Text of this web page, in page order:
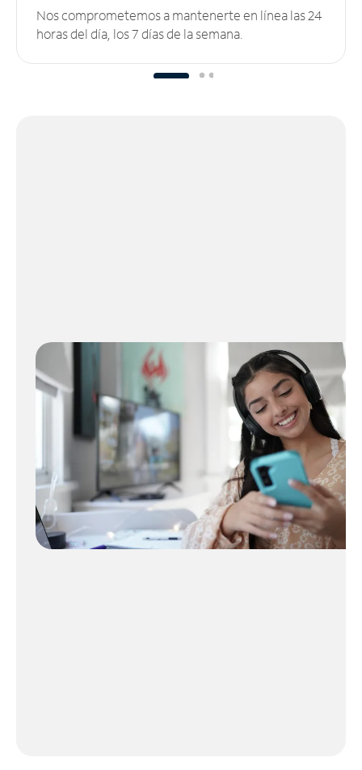
Nos comprometemos a mantenerte en línea las 24
horas del día, los 7 días de la semana.